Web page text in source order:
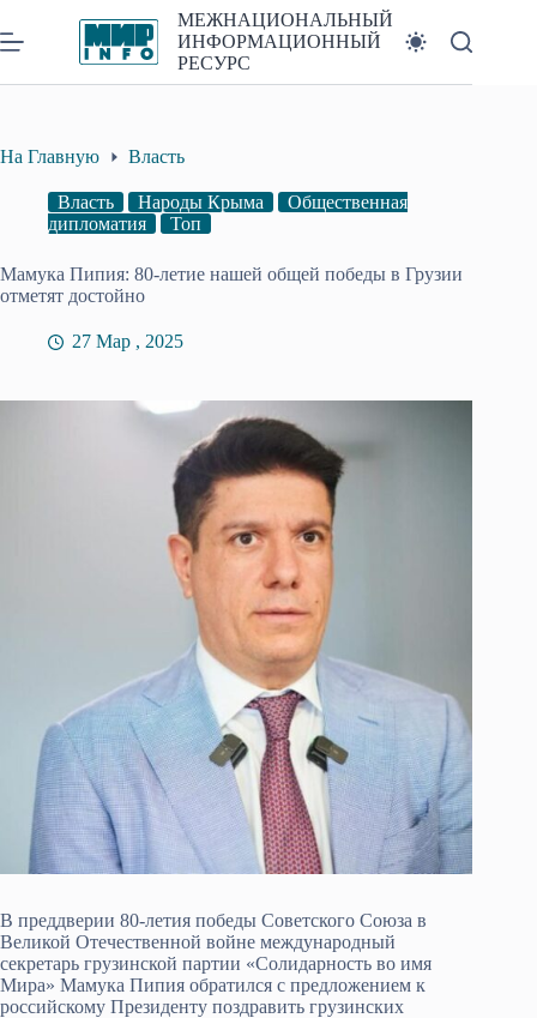
к
сути
МЕЖНАЦИОНАЛЬНЫЙ
ИНФОРМАЦИОННЫЙ
РЕСУРС
На Главную Власть
Власть Народы Крыма
Общественная
дипломатия
Топ
Мамука Пипия: 80-летие нашей общей победы в Грузии
отметят достойно
27 Мар , 2025
В преддверии 80-летия победы Советского Союза в
Великой Отечественной войне международный
секретарь грузинской партии «Солидарность во имя
Мира» Мамука Пипия обратился с предложением к
российскому Президенту поздравить грузинских